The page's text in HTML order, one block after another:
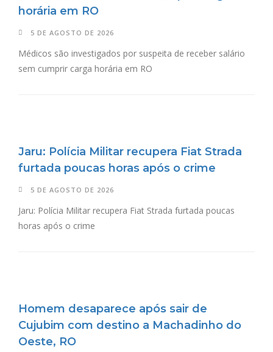
horária em RO
5 DE AGOSTO DE 2026
Médicos são investigados por suspeita de receber salário
sem cumprir carga horária em RO
Jaru: Polícia Militar recupera Fiat Strada
furtada poucas horas após o crime
5 DE AGOSTO DE 2026
Jaru: Polícia Militar recupera Fiat Strada furtada poucas
horas após o crime
Homem desaparece após sair de
Cujubim com destino a Machadinho do
Oeste, RO